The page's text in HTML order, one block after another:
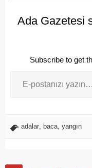
Ada Gazetesi
Subscribe to get
adalar, baca, yangın